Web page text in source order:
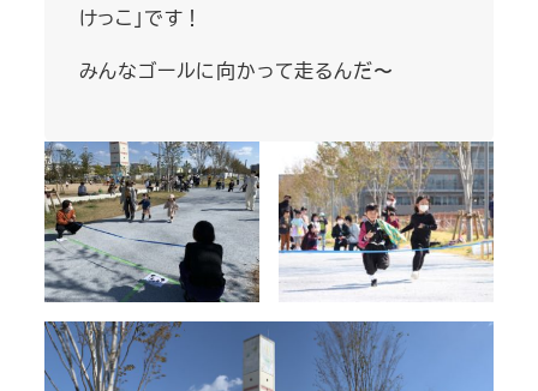
けっこ」です！
みんなゴールに向かって走るんだ〜